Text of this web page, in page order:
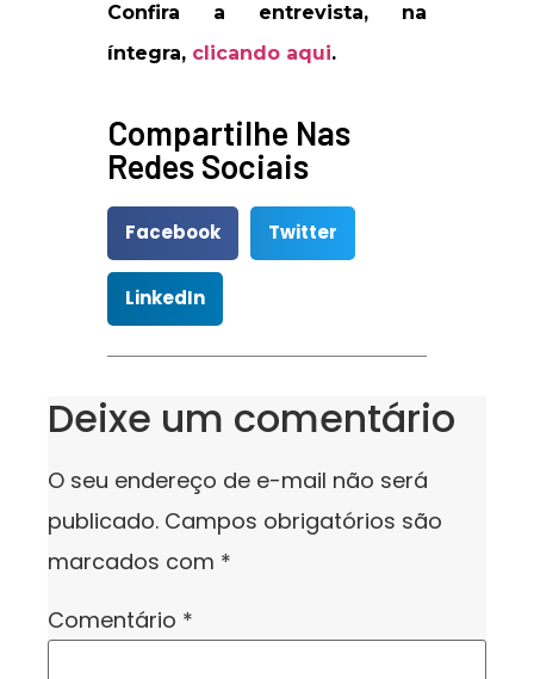
Confira a entrevista, na
íntegra, clicando aqui.
Compartilhe Nas
Redes Sociais
Facebook Twitter
LinkedIn
Deixe um comentário
O seu endereço de e-mail não será
publicado. Campos obrigatórios são
marcados com *
Comentário *